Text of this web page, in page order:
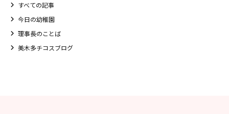
すべての記事
今日の幼稚園
理事長のことば
美木多チコスブログ